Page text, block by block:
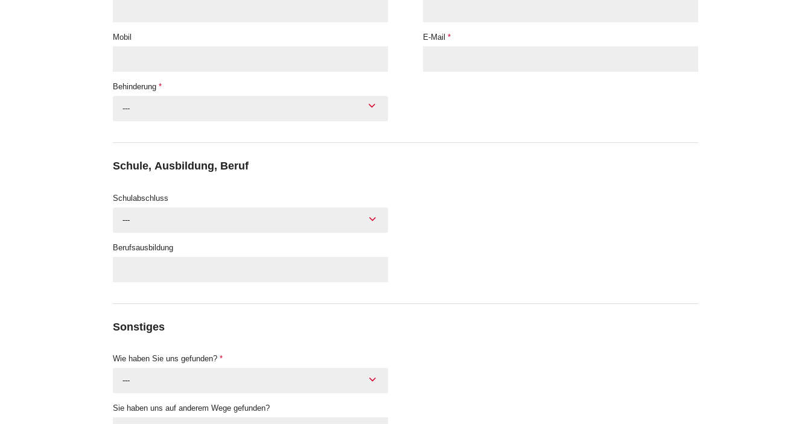
Mobil E-Mail*
Behinderung *
---
Schule, Ausbildung, Beruf
Schulabschluss
---
Berufsausbildung
Sonstiges
Wie haben Sie uns gefunden? *
---
Sie haben uns auf anderem Wege gefunden?